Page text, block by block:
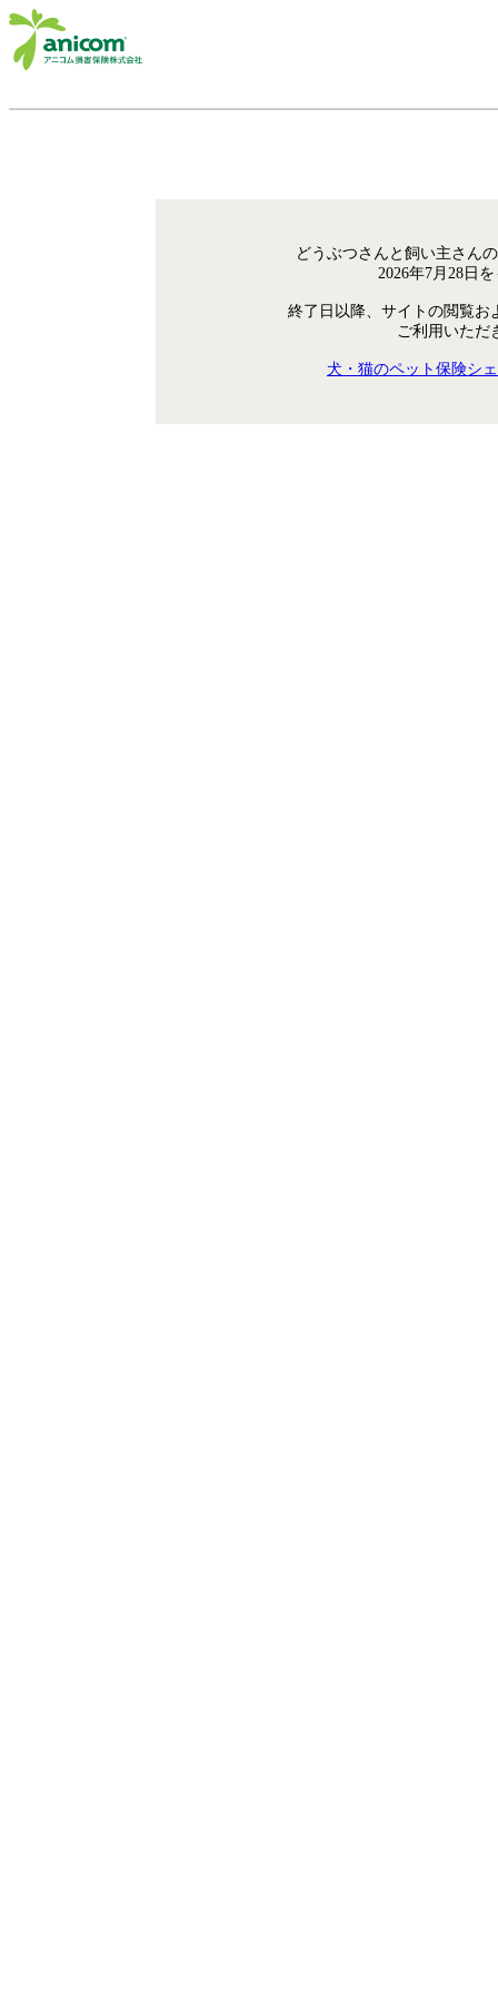
どうぶつさんと飼い主さん
2026年7月28日
終了日以降、サイトの閲覧お
ご利用いただ
犬・猫のペット保険シ